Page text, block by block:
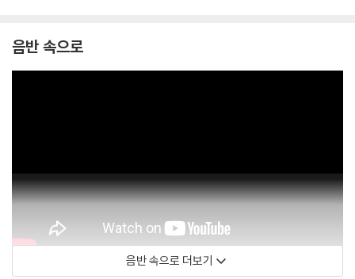
음반 속으로
Boston Symphony Orchestra - Topic
음반 속으로 더보기